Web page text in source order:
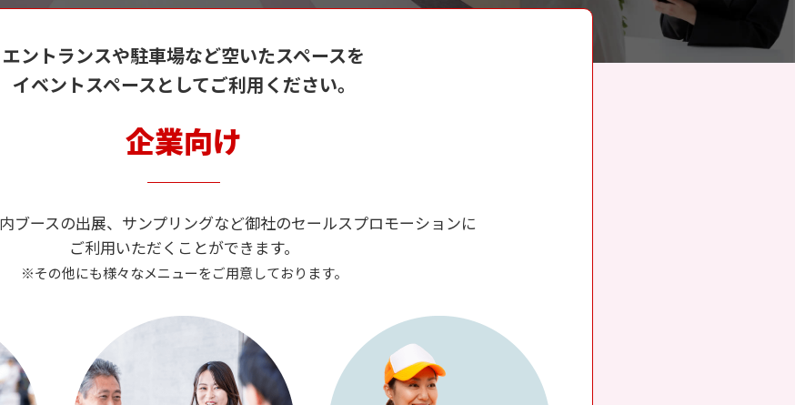
エントランスや駐車場など空いたスペースを
イベントスペースとしてご利用ください。
企業向け
ブースの出展、サンプリングなど御社のセールスプロモーションに
ご利用いただくことができます。
※その他にも様々なメニューをご用意しております。